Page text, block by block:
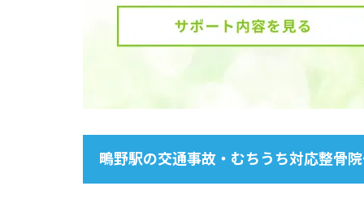
鴫野駅の交通事故・むちうち対応整骨